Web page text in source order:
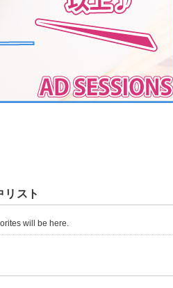
リスト
will be here.